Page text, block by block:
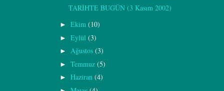
TARİHTE BUGÜN (3 Kasım 2002)
► Ekim (10)
► Eylül (3)
► Ağustos (3)
► Temmuz (5)
► Haziran (4)